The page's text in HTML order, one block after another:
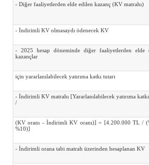
- Diğer faaliyetlerden elde edilen kazanç (KV matrahı)
- İndirimli KV olmasaydı ödenecek KV
- 2025 hesap döneminde diğer faaliyetlerden elde
kazançlar
için yararlanılabilecek yatırıma katkı tutarı
- İndirimli KV matrahı [Yararlanılabilecek yatırıma katkı
/
(KV oranı - İndirimli KV oranı)] = [4.200.000 TL /
%10)]
- İndirimli orana tabi matrah üzerinden hesaplanan KV